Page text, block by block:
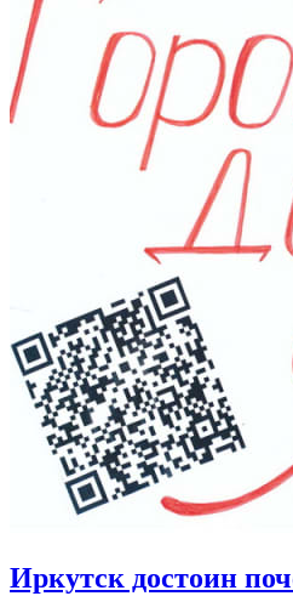
Иркутск достоин